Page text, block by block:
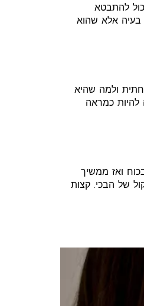
להתבטא
בעיה אלא שהוא
ולמה שהיא
להיות כמראה
ואז ממשיך
של הבכי. קצות